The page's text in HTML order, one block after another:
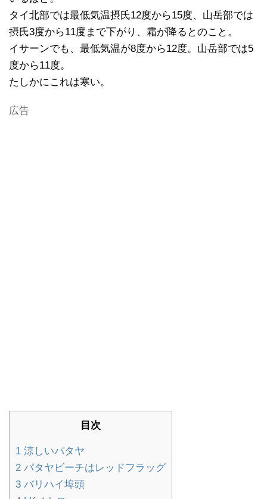
タイ北部では最低気温摂氏12度から15度、山岳部では
摂氏3度から11度まで下がり、霜が降るとのこと。
イサーンでも、最低気温が8度から12度。山岳部では5
度から11度。
たしかにこれは寒い。
広告
目次
1 涼しいパタヤ
2 パタヤビーチはレッドフラッグ
3 バリハイ埠頭